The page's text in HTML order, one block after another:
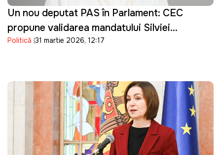
Un nou deputat PAS în Parlament: CEC
propune validarea mandatului Silviei
Bondarenco
Politică 31 martie 2026, 12:17